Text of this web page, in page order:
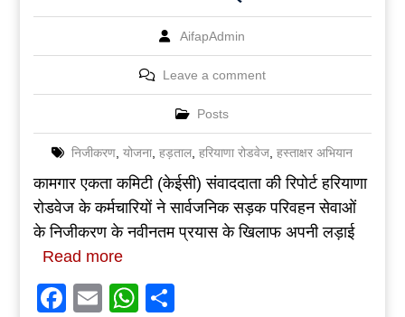
AifapAdmin
Leave a comment
Posts
निजीकरण ,योजना ,हड़ताल ,हरियाणा रोडवेज ,हस्ताक्षर अभियान
कामगार एकता कमिटी (केईसी) संवाददाता की रिपोर्ट हरियाणा
रोडवेज के कर्मचारियों ने सार्वजनिक सड़क परिवहन सेवाओं
के निजीकरण के नवीनतम प्रयास के खिलाफ अपनी लड़ाई
Read more
Facebook
EmailWhatsApp